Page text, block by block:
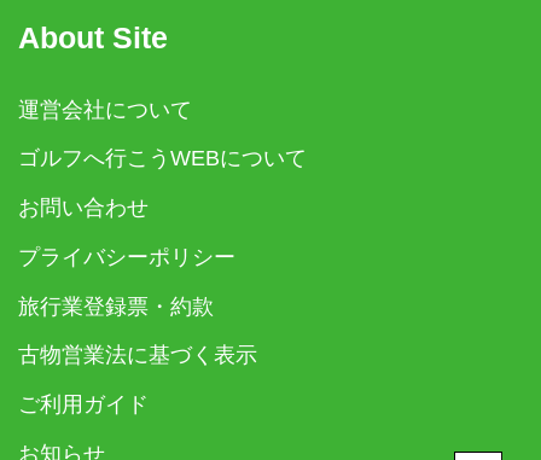
About Site
運営会社について
ゴルフへ行こうWEBについて
お問い合わせ
プライバシーポリシー
旅行業登録票・約款
古物営業法に基づく表示
ご利用ガイド
お知らせ